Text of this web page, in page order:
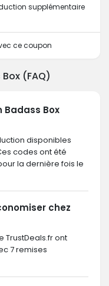
supplémentaire
ce coupon
(FAQ)
Box
disponibles
codes ont été
la dernière fois le
chez
TrustDeals.fr ont
7 remises